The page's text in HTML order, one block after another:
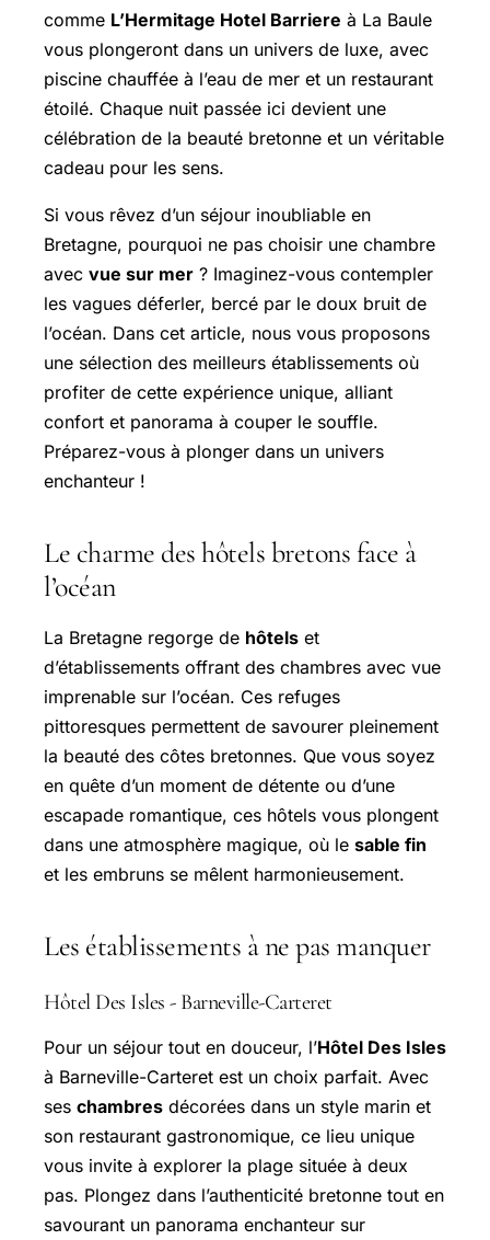
comme L’Hermitage Hotel Barriere à La Baule
vous plongeront dans un univers de luxe, avec
piscine chauffée à l’eau de mer et un restaurant
étoilé. Chaque nuit passée ici devient une
célébration de la beauté bretonne et un véritable
cadeau pour les sens.
Si vous rêvez d’un séjour inoubliable en
Bretagne, pourquoi ne pas choisir une chambre
avec vue sur mer ? Imaginez-vous contempler
les vagues déferler, bercé par le doux bruit de
l’océan. Dans cet article, nous vous proposons
une sélection des meilleurs établissements où
profiter de cette expérience unique, alliant
confort et panorama à couper le souffle.
Préparez-vous à plonger dans un univers
enchanteur !
Le charme des hôtels bretons face à
l’océan
La Bretagne regorge de hôtels et
d’établissements offrant des chambres avec vue
imprenable sur l’océan. Ces refuges
pittoresques permettent de savourer pleinement
la beauté des côtes bretonnes. Que vous soyez
en quête d’un moment de détente ou d’une
escapade romantique, ces hôtels vous plongent
dans une atmosphère magique, où le sable fin
et les embruns se mêlent harmonieusement.
Les établissements à ne pas manquer
Hôtel Des Isles - Barneville-Carteret
Pour un séjour tout en douceur, l’Hôtel Des Isles
à Barneville-Carteret est un choix parfait. Avec
ses chambres décorées dans un style marin et
son restaurant gastronomique, ce lieu unique
vous invite à explorer la plage située à deux
pas. Plongez dans l’authenticité bretonne tout en
savourant un panorama enchanteur sur